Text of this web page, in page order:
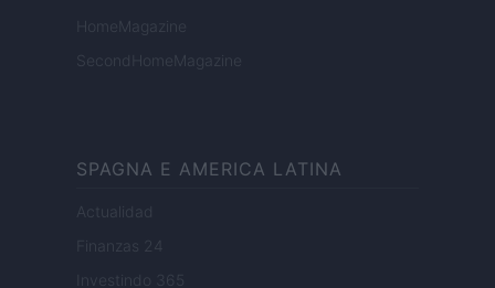
HomeMagazine
SecondHomeMagazine
SPAGNA E AMERICA LATINA
Actualidad
Finanzas 24
Investindo 365